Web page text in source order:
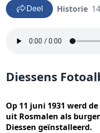
Deel Historie
Diessens
Op 11 juni 1931 werd
uit Rosmalen als
Diessen geïnstalleerd.